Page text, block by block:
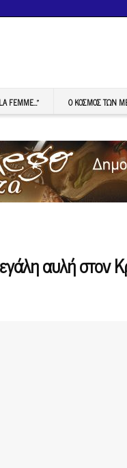
FEMME…” Ο ΚΟΣΜΟΣ ΤΩΝ
αυλή στον